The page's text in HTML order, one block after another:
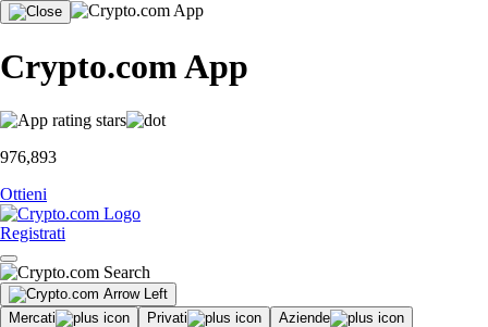
Crypto.com App
976,893
Ottieni
Registrati
Mercati Privati
Aziende